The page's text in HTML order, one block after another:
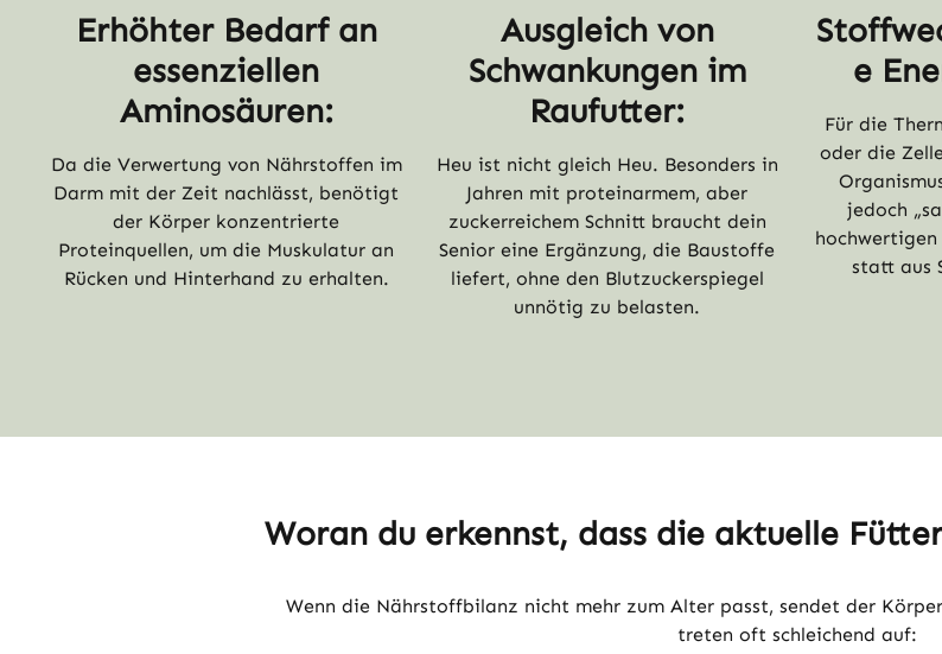
Erhöhter Bedarf an
essenziellen
Aminosäuren:
Da die Verwertung von Nährstoffen im
Darm mit der Zeit nachlässt, benötigt
der Körper konzentrierte
Proteinquellen, um die Muskulatur an
Rücken und Hinterhand zu erhalten.
Ausgleich von
Schwankungen im
Raufutter:
Heu ist nicht gleich Heu. Besonders in
Jahren mit proteinarmem, aber
zuckerreichem Schnitt braucht dein
Senior eine Ergänzung, die Baustoffe
liefert, ohne den Blutzuckerspiegel
unnötig zu belasten.
e
Für die
oder die
jedoch
hochwertigen
statt aus
Woran du erkennst, dass die aktuelle
Wenn die Nährstoffbilanz nicht mehr zum Alter passt, sendet der
treten oft schleichend auf: